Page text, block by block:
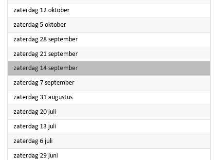
zaterdag 12 oktober2024
zaterdag 5 oktober2024
zaterdag 28 september2024
zaterdag 21 september2024
zaterdag 14 september2024
zaterdag 7 september2024
zaterdag 31 augustus2024
zaterdag 20 juli2024
zaterdag 13 juli2024
zaterdag 6 juli2024
zaterdag 29 juni2024